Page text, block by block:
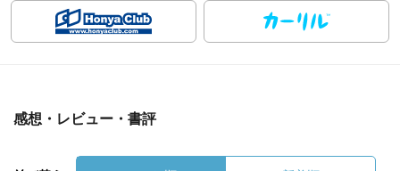
感想・レビュー・書評